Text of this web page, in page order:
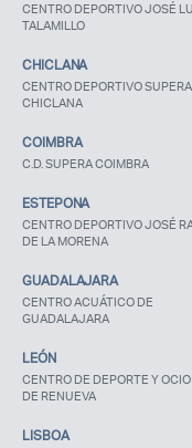
CENTRO DEPORTIVO JOSÉ
TALAMILLO
CHICLANA
CENTRO DEPORTIVO SUPERA
CHICLANA
COIMBRA
C.D. SUPERA COIMBRA
ESTEPONA
CENTRO DEPORTIVO JOSÉ
DE LA MORENA
GUADALAJARA
CENTRO ACUÁTICO DE
GUADALAJARA
LEÓN
CENTRO DE DEPORTE Y
DE RENUEVA
LISBOA